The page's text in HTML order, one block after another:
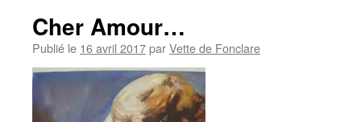
Cher Amour…
Publié le 16 avril 2017parVette de Fonclare